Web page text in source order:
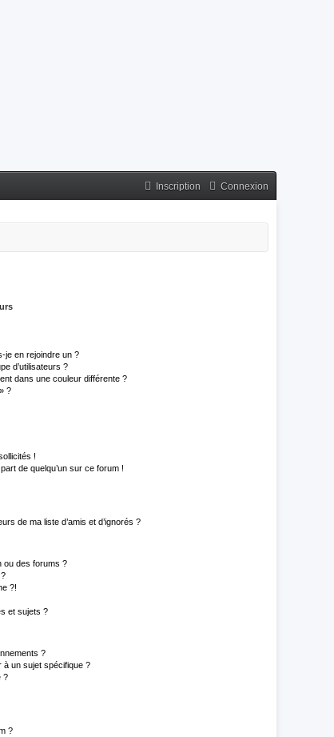
Connexion
Inscription
je en rejoindre un ?
d’utilisateurs ?
dans une couleur différente ?
?
!
de quelqu’un sur ce forum !
de ma liste d’amis et d’ignorés ?
ou des forums ?
?!
et sujets ?
?
à un sujet spécifique ?
?
?